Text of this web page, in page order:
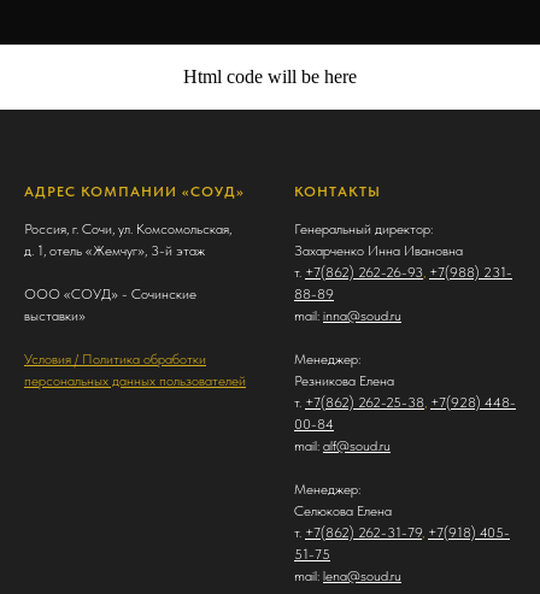
Html code will be here
АДРЕС КОМПАНИИ «СОУД»
Россия, г. Сочи, ул. Комсомольская,
д. 1, отель «Жемчуг», 3-й этаж
ООО «СОУД» - Сочинские
выставки»
Условия / Политика обработки
персональных данных пользователей
КОНТАКТЫ
Генеральный директор:
Захарченко Инна Ивановна
т. +7(862) 262-26-93, +7(988) 231-
88-89
mail: inna@soud.ru
Менеджер:
Резникова Елена
т. +7(862) 262-25-38, +7(928) 448-
00-84
mail: alf@soud.ru
Менеджер:
Селюкова Елена
т. +7(862) 262-31-79, +7(918) 405-
51-75
mail: lena@soud.ru